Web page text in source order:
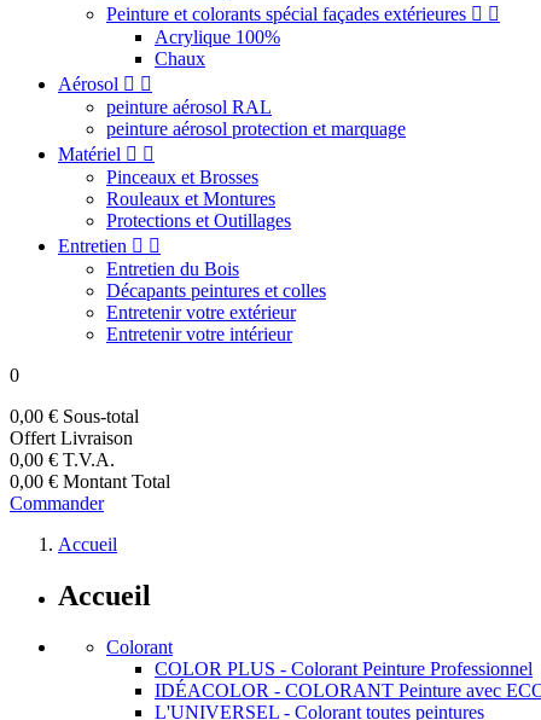
Peinture et colorants spécial façades extérieures  
Acrylique 100%
Chaux
Aérosol  
peinture aérosol RAL
peinture aérosol protection et marquage
Matériel  
Pinceaux et Brosses
Rouleaux et Montures
Protections et Outillages
Entretien  
Entretien du Bois
Décapants peintures et colles
Entretenir votre extérieur
Entretenir votre intérieur
0
0,00 € Sous-total
Offert Livraison
0,00 € T.V.A.
0,00 € Montant Total
Commander
Accueil
Accueil
Colorant
COLOR PLUS - Colorant Peinture Professionnel
IDÉACOLOR - COLORANT Peinture avec
L'UNIVERSEL - Colorant toutes peintures